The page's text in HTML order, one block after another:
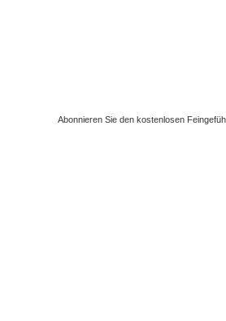
Abonnieren Sie den kostenlosen